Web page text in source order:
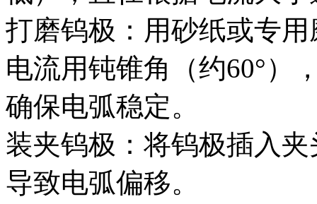
打磨钨极：用砂纸或专
电流用钝锥角（约60°）
确保电弧稳定。
装夹钨极：将钨极插入
导致电弧偏移。